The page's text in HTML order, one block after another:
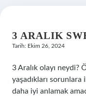
3 ARALIK
Tarih: Ekim 26, 2024
3 Aralık olayı neydi?
yaşadıkları sorunlara
daha iyi anlamak